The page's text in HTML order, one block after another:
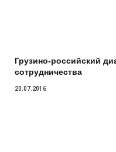
Грузино-российский
сотрудничества
20.07.2016